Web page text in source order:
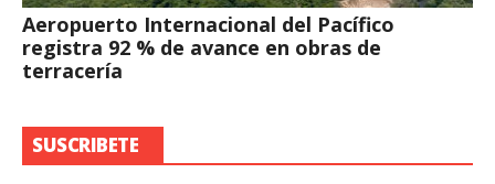
Aeropuerto Internacional del Pacífico
registra 92 % de avance en obras de
terracería
SUSCRIBETE